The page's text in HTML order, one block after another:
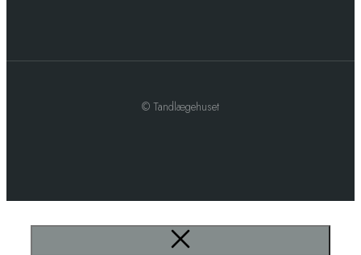
© Tandlægehuset